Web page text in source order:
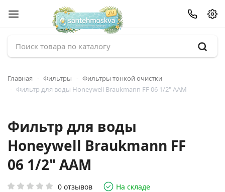
Главная Фильтры
Фильтры тонкой очистки
Фильтр для воды Honeywell Braukmann FF 06 1/2" ААМ
Фильтр для воды
Honeywell Braukmann FF
06 1/2" ААМ
0 отзывов На складе